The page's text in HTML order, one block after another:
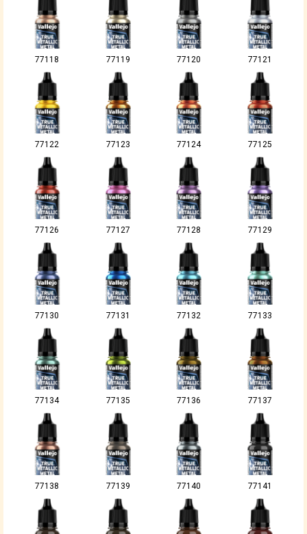
77118 77119 77120 77121
77122 77123 77124 77125
77126 77127 77128 77129
77130 77131 77132 77133
77134 77135 77136 77137
77138 77139 77140 77141